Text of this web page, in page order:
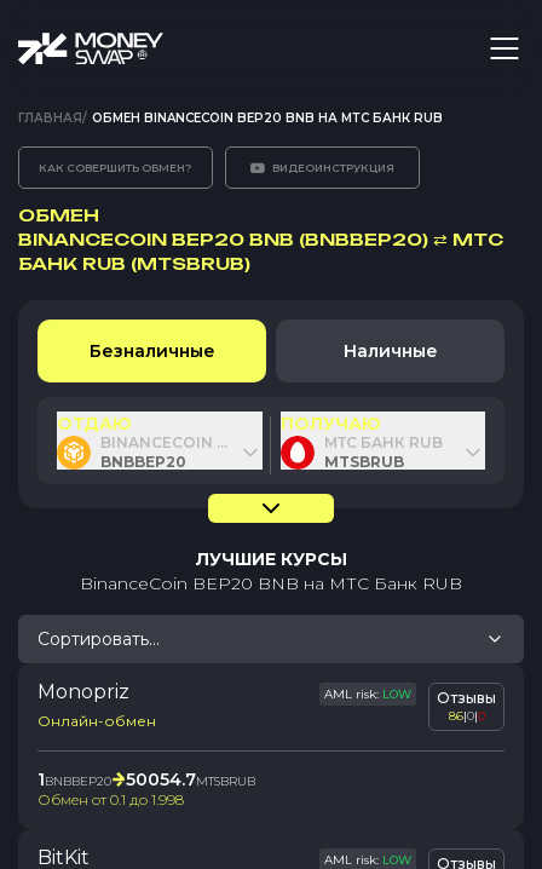
ГЛАВНАЯ/ ОБМЕН BINANCECOIN BEP20 BNB НА МТС БАНК RUB
КАК СОВЕРШИТЬ ОБМЕН? ВИДЕОИНСТРУКЦИЯ
ОБМЕН
BINANCECOIN BEP20 BNB (BNBBEP20) ⇄ МТС
БАНК RUB (MTSBRUB)
Безналичные Наличные
ОТДАЮ
BINANCECOIN BEP20 BNB
BNBBEP20
ПОЛУЧАЮ
МТС БАНК RUB
MTSBRUB
ЛУЧШИЕ КУРСЫ
BinanceCoin BEP20 BNB на МТС Банк RUB
Сортировать...
Monopriz AML risk: LOW
Онлайн-обмен
Отзывы
86|0|0
1BNBBEP20 50054.7MTSBRUB
Обмен от0.1 до 1.998
BitKit AML risk: LOW Отзывы